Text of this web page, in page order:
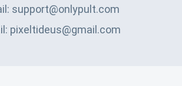
support@onlypult.com
pixeltideus@gmail.com